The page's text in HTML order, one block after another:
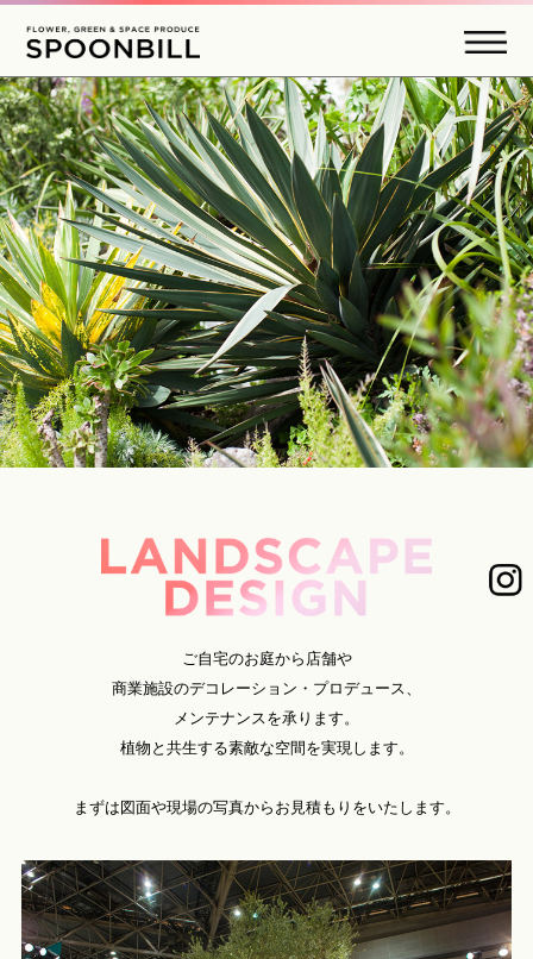
ご自宅のお庭から店舗や
商業施設のデコレーション・プロデュース、
メンテナンスを承ります。
植物と共生する素敵な空間を実現します。
まずは図面や現場の写真からお見積もりをいたします。